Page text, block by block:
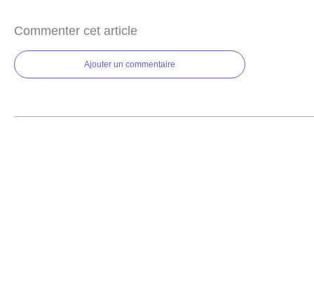
Commenter cet article
Ajouter un commentaire